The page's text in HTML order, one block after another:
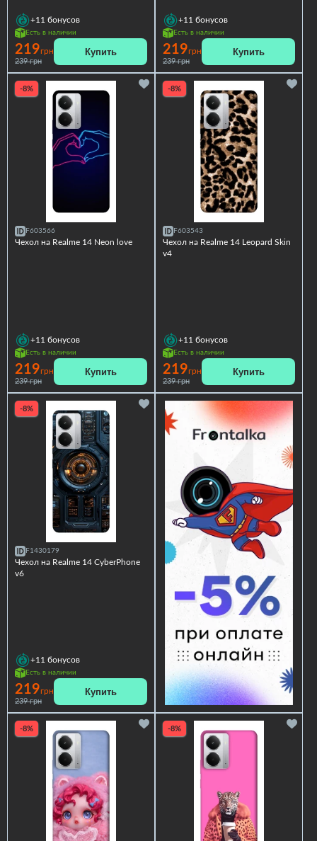
+11 бонусов
Есть в наличии
219грн
239 грн
Купить
+11 бонусов
Есть в наличии
219грн
239 грн
Купить
-8%
F603566
Чехол на Realme 14 Neon love
+11 бонусов
Есть в наличии
219грн
239 грн
Купить
-8%
F603543
Чехол на Realme 14 Leopard Skin
v4
+11 бонусов
Есть в наличии
219грн
239 грн
Купить
-8%
F1430179
Чехол на Realme 14 CyberPhone
v6
+11 бонусов
Есть в наличии
219грн
239 грн
Купить
-8% -8%